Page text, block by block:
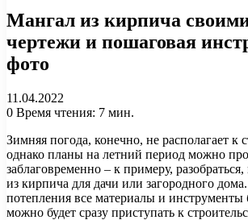
Мангал из кирпича
чертежи и пошаговая
фото
11.04.2022
0 Время чтения: 7 мин.
Зимняя погода, конечно, не располагает к
однако планы на летний период можно
заблаговременно – к примеру, разобраться,
из кирпича для дачи или загородного
потепления все материалы и инструменты
можно будет сразу приступать к